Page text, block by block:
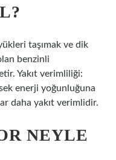
taşımak ve dik
benzinli
Yakıt verimliliği:
enerji yoğunluğuna
daha yakıt verimlidir.
NEYLE